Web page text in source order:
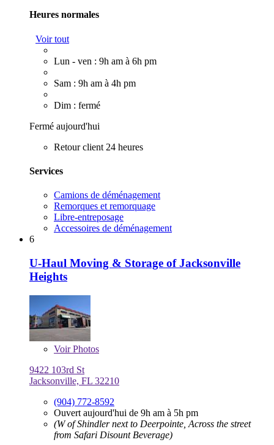
Heures normales
Voir tout
Lun - ven : 9h am à 6h pm
Sam : 9h am à 4h pm
Dim : fermé
Fermé aujourd'hui
Retour client 24 heures
Services
Camions de déménagement
Remorques et remorquage
Libre-entreposage
Accessoires de déménagement
6
U-Haul Moving & Storage of Jacksonville
Heights
VoirPhotos
9422 103rd St
Jacksonville, FL 32210
(904) 772-8592
Ouvert aujourd'hui de 9h am à 5h pm
(W of Shindler next to Deerpointe, Across the street
from Safari Disount Beverage)